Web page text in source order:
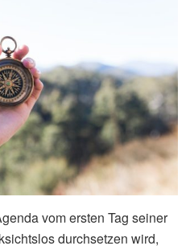
vom ersten Tag seiner
durchsetzen wird,